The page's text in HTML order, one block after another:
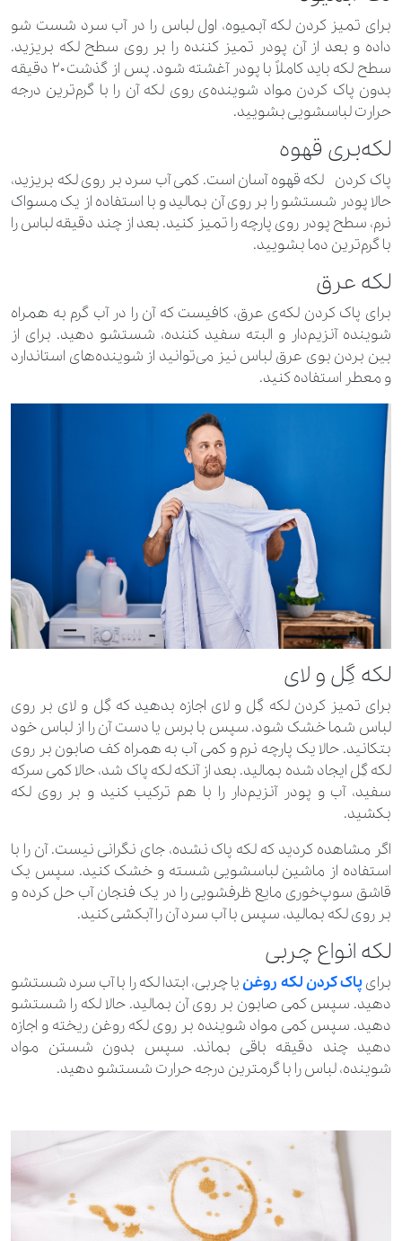
برای تمیز کردن لکه آبمیوه، اول لباس را در آب سرد شست شو
داده و بعد از آن پودر تمیز کننده را بر روی سطح لکه بریزید.
سطح لکه باید کاملاً با پودر آغشته شود. پس از گذشت ۲۰ دقیقه
بدون پاک کردن مواد شوینده‌ی روی لکه آن را با گرم‌ترین درجه
حرارت لباسشویی بشویید.
لکه‌بری قهوه
پاک کردن لکه قهوه آسان است. کمی آب سرد بر روی لکه بریزید،
حالا پودر شستشو را بر روی آن بمالید و با استفاده از یک مسواک
نرم، سطح پودر روی پارچه را تمیز کنید. بعد از چند دقیقه لباس را
با گرم‌ترین دما بشویید.
لکه عرق
برای پاک کردن لکه‌ی عرق، کافیست که آن را در آب گرم به همراه
شوینده آنزیم‌دار و البته سفید کننده، شستشو دهید. برای از
بین بردن بوی عرق لباس نیز می‌توانید از شوینده‌های استاندارد
و معطر استفاده کنید.
لکه گِل و لای
برای تمیز کردن لکه گِل و لای اجازه بدهید که گِل و لای بر روی
لباس شما خشک شود. سپس با برس یا دست آن را از لباس خود
بتکانید. حالا یک پارچه نرم و کمی آب به همراه کف صابون بر روی
لکه گِل ایجاد شده بمالید. بعد از آنکه لکه پاک شد، حالا کمی سرکه
سفید، آب و پودر آنزیم‌دار را با هم ترکیب کنید و بر روی لکه
بکشید.
اگر مشاهده کردید که لکه پاک نشده، جای نگرانی نیست. آن را با
استفاده از ماشین لباسشویی شسته و خشک کنید. سپس یک
قاشق سوپ‌خوری مایع ظرفشویی را در یک فنجان آب حل کرده و
بر روی لکه بمالید، سپس با آب سرد آن را آبکشی کنید.
لکه انواع چربی
برایپاک کردن لکه روغن یا چربی، ابتدا لکه را با آب سرد شستشو
دهید. سپس کمی صابون بر روی آن بمالید. حالا لکه را شستشو
دهید. سپس کمی مواد شوینده بر روی لکه روغن ریخته و اجازه
دهید چند دقیقه باقی بماند. سپس بدون شستن مواد
شوینده، لباس را با گرمترین درجه حرارت شستشو دهید.